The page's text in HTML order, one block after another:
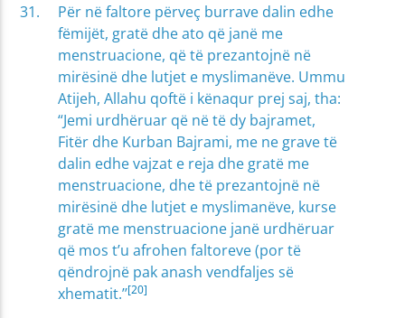
Për në faltore përveç burrave dalin edhe
fëmijët, gratë dhe ato që janë me
menstruacione, që të prezantojnë në
mirësinë dhe lutjet e myslimanëve. Ummu
Atijeh, Allahu qoftë i kënaqur prej saj, tha:
“Jemi urdhëruar që në të dy bajramet,
Fitër dhe Kurban Bajrami, me ne grave të
dalin edhe vajzat e reja dhe gratë me
menstruacione, dhe të prezantojnë në
mirësinë dhe lutjet e myslimanëve, kurse
gratë me menstruacione janë urdhëruar
që mos t’u afrohen faltoreve (por të
qëndrojnë pak anash vendfaljes së
xhematit.’’[20]